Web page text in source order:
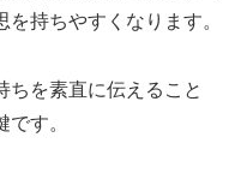
持ちやすくなります。
ちを素直に伝えること
す。